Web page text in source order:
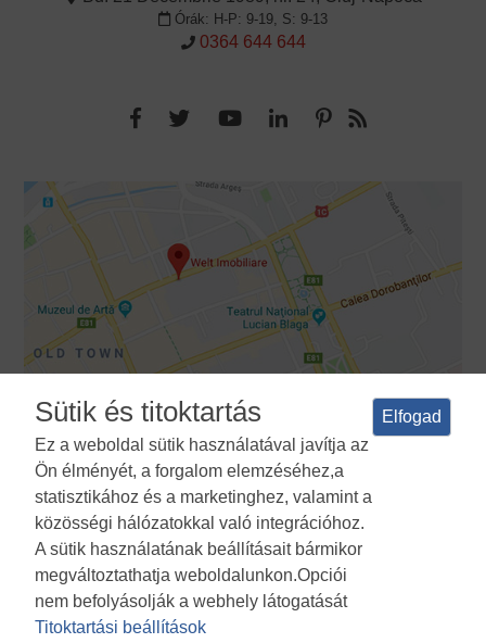
Órák: H-P: 9-19, S: 9-13
0364 644 644
Feltételek és feltételek Adatvédelmi irányelvek
használatának politikája
Cookies Manager ANPC
Sütik és titoktartás
Ez a weboldal sütik használatával javítja az
Ön élményét, a forgalom elemzéséhez,a
statisztikához és a marketinghez, valamint a
közösségi hálózatokkal való integrációhoz.
A sütik használatának beállításait bármikor
megváltoztathatja weboldalunkon.Opciói
nem befolyásolják a webhely látogatását
Titoktartási beállítások
Elfogad